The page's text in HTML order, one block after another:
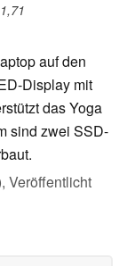
auf den
Display mit
das Yoga
sind zwei SSD-
Veröffentlicht